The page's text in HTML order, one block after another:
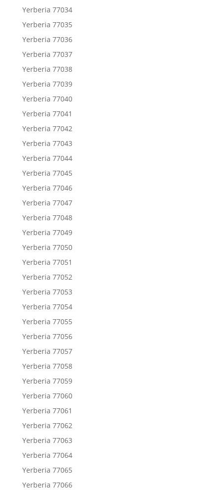
Yerberia 77034
Yerberia 77035
Yerberia 77036
Yerberia 77037
Yerberia 77038
Yerberia 77039
Yerberia 77040
Yerberia 77041
Yerberia 77042
Yerberia 77043
Yerberia 77044
Yerberia 77045
Yerberia 77046
Yerberia 77047
Yerberia 77048
Yerberia 77049
Yerberia 77050
Yerberia 77051
Yerberia 77052
Yerberia 77053
Yerberia 77054
Yerberia 77055
Yerberia 77056
Yerberia 77057
Yerberia 77058
Yerberia 77059
Yerberia 77060
Yerberia 77061
Yerberia 77062
Yerberia 77063
Yerberia 77064
Yerberia 77065
Yerberia 77066